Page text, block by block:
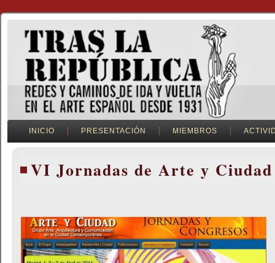
INICIO PRESENTACIÓN MIEMBROS
VI Jornadas de Arte y Ciudad